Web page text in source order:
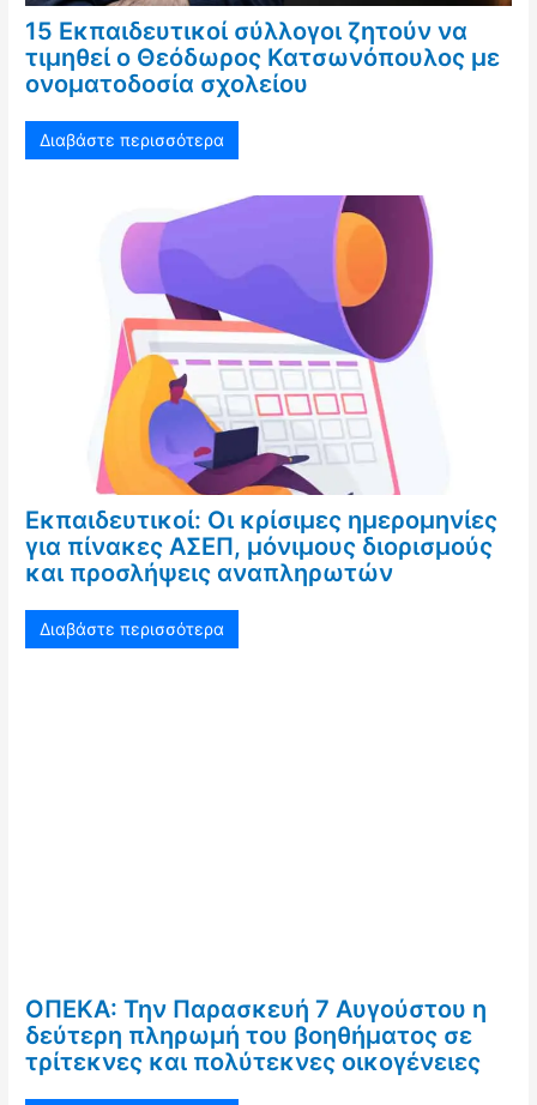
15 Εκπαιδευτικοί σύλλογοι ζητούν να
τιμηθεί ο Θεόδωρος Κατσωνόπουλος με
ονοματοδοσία σχολείου
Διαβάστε περισσότερα
Εκπαιδευτικοί: Οι κρίσιμες ημερομηνίες
για πίνακες ΑΣΕΠ, μόνιμους διορισμούς
και προσλήψεις αναπληρωτών
Διαβάστε περισσότερα
ΟΠΕΚΑ: Την Παρασκευή 7 Αυγούστου η
δεύτερη πληρωμή του βοηθήματος σε
τρίτεκνες και πολύτεκνες οικογένειες